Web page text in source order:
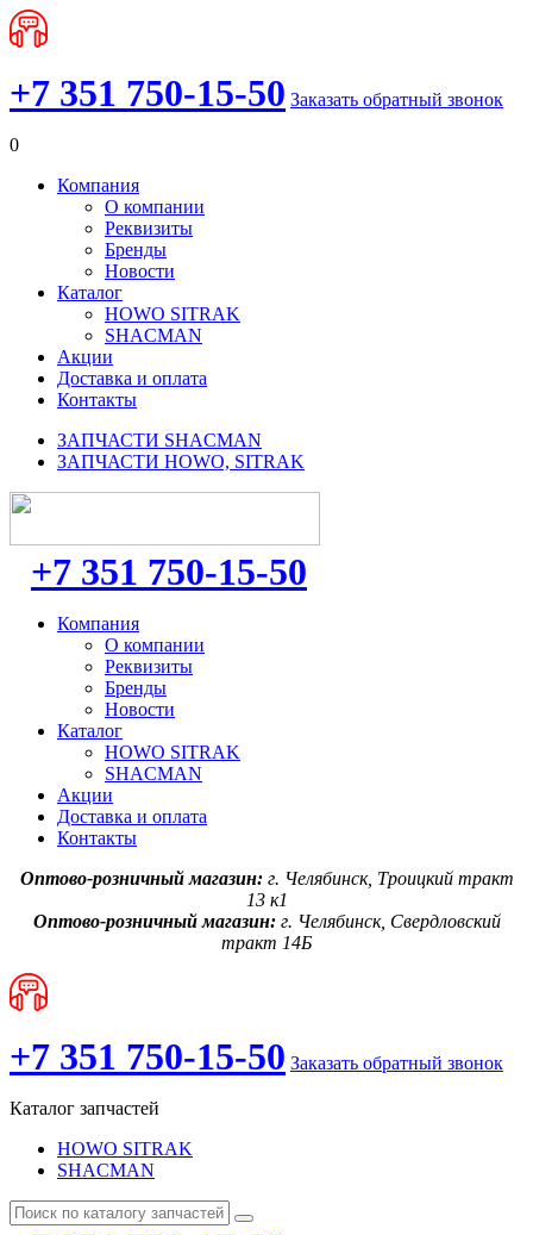
+7 351 750-15-50 Заказать обратный звонок
0
Компания
О компании
Реквизиты
Бренды
Новости
Каталог
HOWO SITRAK
SHACMAN
Акции
Доставка и оплата
Контакты
ЗАПЧАСТИ SHACMAN
ЗАПЧАСТИ HOWO, SITRAK
+7 351 750-15-50
Компания
О компании
Реквизиты
Бренды
Новости
Каталог
HOWO SITRAK
SHACMAN
Акции
Доставка и оплата
Контакты
Оптово-розничный магазин: г. Челябинск, Троицкий тракт
13 к1
Оптово-розничный магазин:г. Челябинск, Свердловский
тракт 14Б
+7 351 750-15-50 Заказать обратный звонок
Каталог запчастей
HOWO SITRAK
SHACMAN